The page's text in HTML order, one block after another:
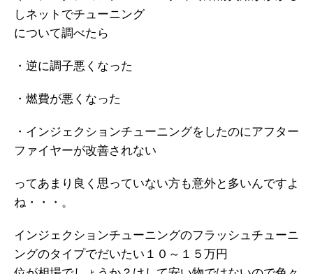
しネットでチューニング
について調べたら
・逆に調子悪くなった
・燃費が悪くなった
・インジェクションチューニングをしたのにアフター
ファイヤーが改善されない
ってあまり良く思っていない方も意外と多いんですよ
ね・・・。
インジェクションチューニングのフラッシュチューニ
ングのタイプでだいたい１０～１５万円